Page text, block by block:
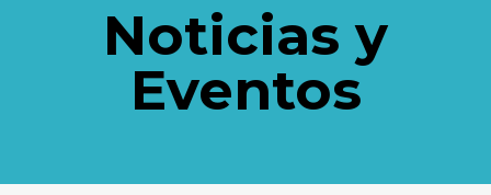
Noticias y
Eventos